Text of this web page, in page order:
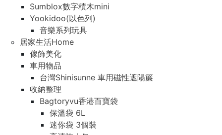
Sumblox數字積木mini
Yookidoo(以色列)
音樂系列玩具
居家生活Home
傢飾美化
車用物品
台灣Shinisunne 車用磁性遮陽簾
收納整理
Bagtoryvu香港百寶袋
保溫袋 6L
迷你袋 3個裝